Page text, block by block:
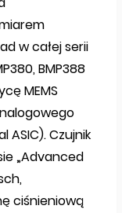
w całej serii
BMP388
MEMS
ASIC). Czujnik
„Advanced
ciśnieniową